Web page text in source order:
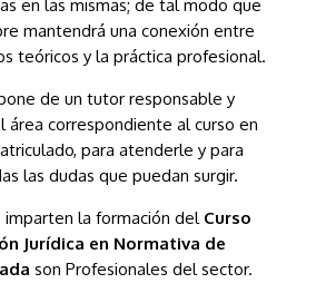
en las mismas; de tal modo que
mantendrá una conexión entre
teóricos y la práctica profesional.
de un tutor responsable y
área correspondiente al curso en
para atenderle y para
las dudas que puedan surgir.
la formación del Curso
Jurídica en Normativa de
son Profesionales del sector.